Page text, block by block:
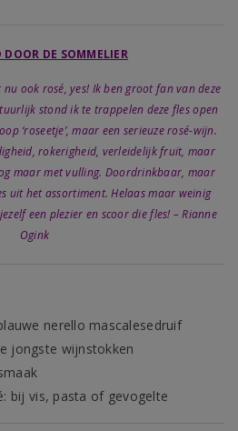
DOOR DE SOMMELIER
ook rosé, yes! Ik ben groot fan van deze
stond ik te trappelen deze fles open
‘roseetje’, maar een serieuze rosé-wijn.
rokerigheid, verleidelijk fruit, maar
maar met vulling. Doordrinkbaar, maar
uit het assortiment. Helaas maar weinig
een plezier en scoor die fles! – Rianne
Ogink
nerello mascalesedruif
jongste wijnstokken
bij vis, pasta of gevogelte